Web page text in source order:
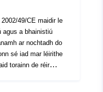
sna boird
CEREMA ar fáil.
AON
49/CE maidir le
agus a bhainistiú
ar nochtadh do
sé iad mar léirithe
torainn de réir